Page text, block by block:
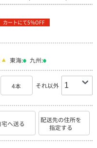
カートにて5％OFF
東海: 九州:
4本 それ以外
宅へ送る
配送先の住所を
指定する